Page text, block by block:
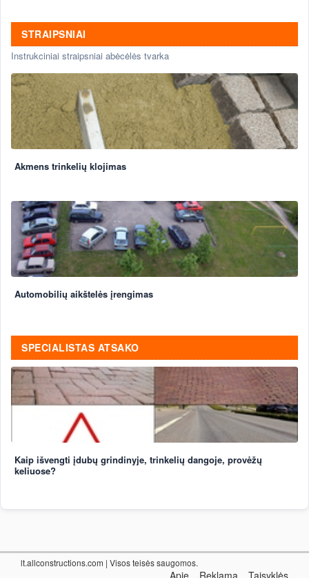
STRAIPSNIAI
Instrukciniai straipsniai abėcėlės tvarka
Akmens trinkelių klojimas
Automobilių aikštelės įrengimas
SPECIALISTAS ATSAKO
Kaip išvengti įdubų grindinyje, trinkelių dangoje, provėžų
keliuose?
lt.allconstructions.com | Visos teisės saugomos.
Apie Reklama Taisyklės